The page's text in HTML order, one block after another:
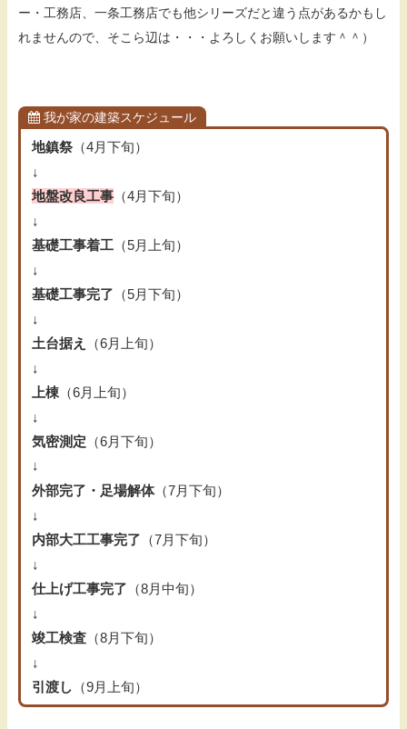
ー・工務店、一条工務店でも他シリーズだと違う点があるかもし
れませんので、そこら辺は・・・よろしくお願いします＾＾）
我が家の建築スケジュール
地鎮祭 （4月下旬）
↓
地盤改良工事 （4月下旬）
↓
基礎工事着工 （5月上旬）
↓
基礎工事完了 （5月下旬）
↓
土台据え
（6月上旬）
↓
上棟 （6月上旬）
↓
気密測定 （6月下旬）
↓
外部完了・足場解体（7月下旬）
↓
内部大工工事完了 （7月下旬）
↓
仕上げ工事完了 （8月中旬）
↓
竣工検査 （8月下旬）
↓
引渡し （9月上旬）